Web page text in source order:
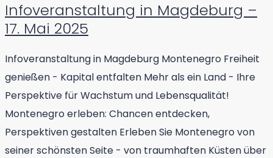
Infoveranstaltung in Magdeburg –
17. Mai 2025
Infoveranstaltung in Magdeburg Montenegro Freiheit
genießen - Kapital entfalten Mehr als ein Land - Ihre
Perspektive für Wachstum und Lebensqualität!
Montenegro erleben: Chancen entdecken,
Perspektiven gestalten Erleben Sie Montenegro von
seiner schönsten Seite - von traumhaften Küsten über